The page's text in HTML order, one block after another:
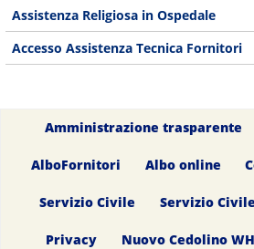
Assistenza Religiosa in Ospedale
Accesso Assistenza Tecnica Fornitori
Amministrazione trasparente
AlboFornitori Albo online
Servizio Civile Servizio
Privacy Nuovo Cedolino